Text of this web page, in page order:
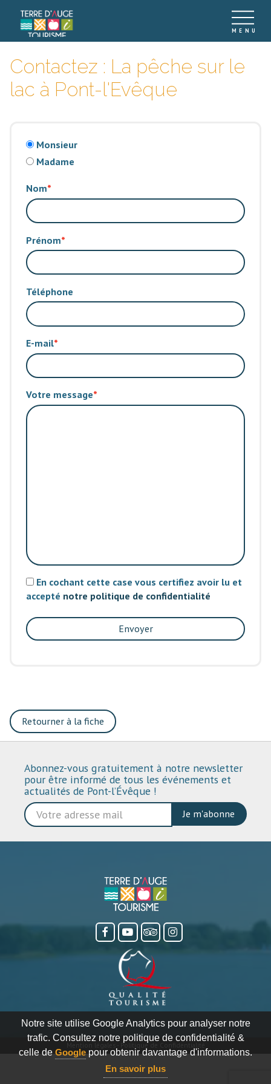
Notre site utilise Google Analytics pour analyser notre
trafic. Consultez notre politique de confidentialité &
celle de Google pour obtenir davantage d'informations.
En savoir plus
Contactez : La pêche sur le
lac à Pont-l'Evêque
Monsieur
Madame
Nom
Prénom
Téléphone
E-mail
Votre message
En cochant cette case vous certifiez avoir lu et
accepté notre politique de confidentialité
Envoyer
Retourner à la fiche
Abonnez-vous gratuitement à notre newsletter
pour être informé de tous les événements et
actualités de Pont-l’Évêque !
Je m'abonne
Politique de Confidentialité